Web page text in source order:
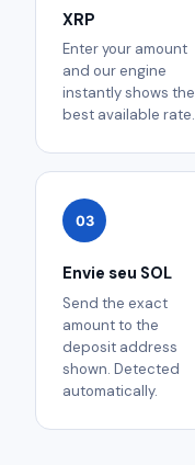
XRP
Enter your amount
and our engine
instantly shows the
best available rate.
03
Envie seu SOL
Send the exact
amount to the
deposit address
shown. Detected
automatically.